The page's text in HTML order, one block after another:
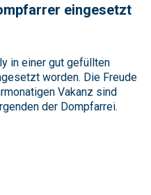
eingesetzt
in einer gut gefüllten
worden. Die Freude
Vakanz sind
der Dompfarrei.